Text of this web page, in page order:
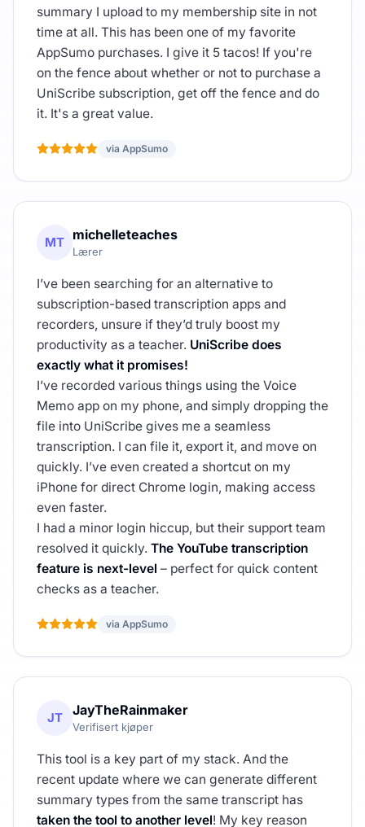
summary I upload to my membership site in not
time at all. This has been one of my favorite
AppSumo purchases. I give it 5 tacos! If you're
on the fence about whether or not to purchase a
UniScribe subscription, get off the fence and do
it. It's a great value.
via AppSumo
MT michelleteaches
Lærer
I’ve been searching for an alternative to
subscription-based transcription apps and
recorders, unsure if they’d truly boost my
productivity as a teacher. UniScribe does
exactly what it promises!
I’ve recorded various things using the Voice
Memo app on my phone, and simply dropping the
file into UniScribe gives me a seamless
transcription. I can file it, export it, and move on
quickly. I’ve even created a shortcut on my
iPhone for direct Chrome login, making access
even faster.
I had a minor login hiccup, but their support team
resolved it quickly. The YouTube transcription
feature is next-level – perfect for quick content
checks as a teacher.
via AppSumo
JT JayTheRainmaker
Verifisert kjøper
This tool is a key part of my stack. And the
recent update where we can generate different
summary types from the same transcript has
taken the tool to another level! My key reason